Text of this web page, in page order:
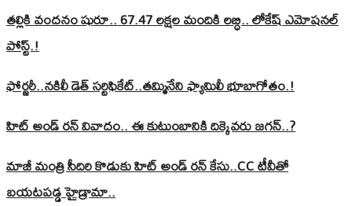
తల్లికి వందనం షురూ.. 67.47 లక్షల మందికి లబ్ధి.. లోకేష్‌ ఎమోషనల్
పోస్ట్‌.!
ఫోర్జరీ..నకిలీ డెత్ సర్టిఫికేట్..తమ్మినేని ఫ్యామిలీ భూబాగోతం.!
హిట్ అండ్ రన్ వివాదం.. ఈ కుటుంబానికి దిక్కెవరు జగన్..?
మాజీ మంత్రి సీదిరి కొడుకు హిట్ అండ్ రన్ కేసు..CC టీవీతో
బయటపడ్డ హైడ్రామా..